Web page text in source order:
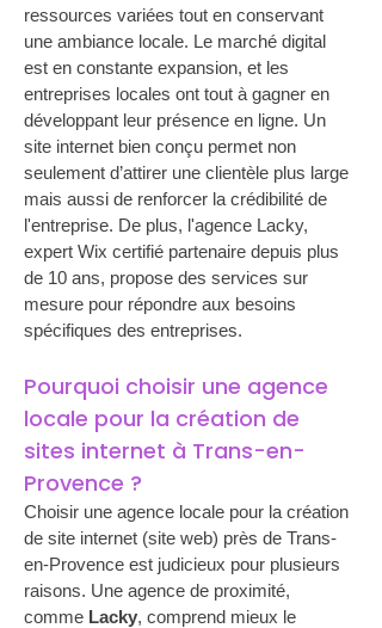
ressources variées tout en conservant
une ambiance locale. Le marché digital
est en constante expansion, et les
entreprises locales ont tout à gagner en
développant leur présence en ligne. Un
site internet bien conçu permet non
seulement d’attirer une clientèle plus large
mais aussi de renforcer la crédibilité de
l'entreprise. De plus, l'agence Lacky,
expert Wix certifié partenaire depuis plus
de 10 ans, propose des services sur
mesure pour répondre aux besoins
spécifiques des entreprises.
Pourquoi choisir une agence
locale pour la création de
sites internet à Trans-en-
Provence ?
Choisir une agence locale pour la création
de site internet (site web) près de Trans-
en-Provence est judicieux pour plusieurs
raisons. Une agence de proximité,
comme Lacky, comprend mieux le